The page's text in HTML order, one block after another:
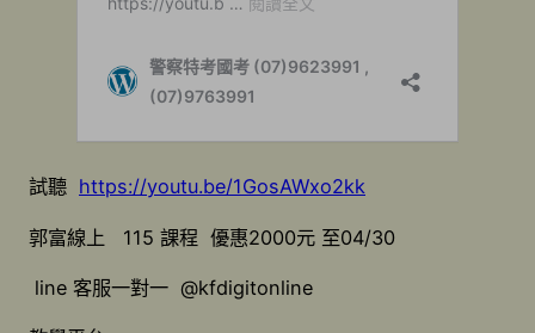
試聽 https://youtu.be/1GosAWxo2kk
郭富線上 115 課程 優惠2000元 至04/30
line 客服一對一 @kfdigitonline